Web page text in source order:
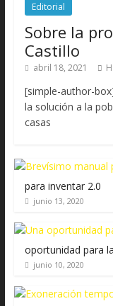
Editorial
Sobre la
Castillo
abril 18, 2021
[simple-author-
la solución a la
casas
para inventar 2.0
junio 13, 2020
oportunidad para
junio 10, 2020